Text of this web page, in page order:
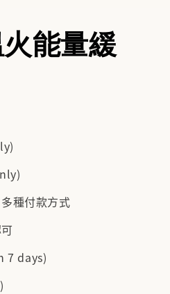
能量緩
種付款方式
7 days)